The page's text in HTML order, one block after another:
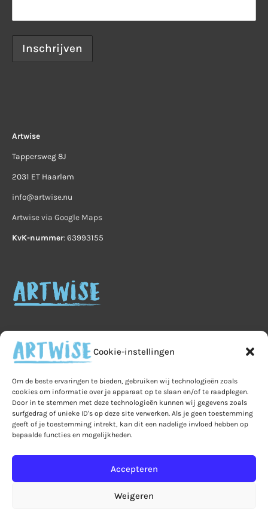
Cookie-instellingen
Om de beste ervaringen te bieden, gebruiken wij technologieën zoals
cookies om informatie over je apparaat op te slaan en/of te raadplegen.
Door in te stemmen met deze technologieën kunnen wij gegevens zoals
surfgedrag of unieke ID's op deze site verwerken. Als je geen toestemming
geeft of je toestemming intrekt, kan dit een nadelige invloed hebben op
bepaalde functies en mogelijkheden.
Accepteren
Weigeren
Artwise
Tappersweg 8J
2031 ET Haarlem
info@artwise.nu
Artwise via Google Maps
KvK-nummer: 63993155
Home Veelgestelde vragen
B2B
Privacy
Algemene voorwaarden
Privacy
Ruilen & retourneren
Leveringen & verzendkosten
Bestelling & betaling
Winkelmand
Over Artwise
Contact